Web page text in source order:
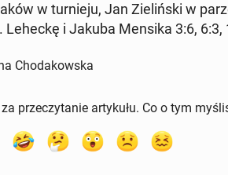
w tur­nie­ju, Jan Zie­liń­ski w
Leheckę i Jakuba Mensika 3:6,
Chodakowska
przeczytanie artykułu. Co o tym